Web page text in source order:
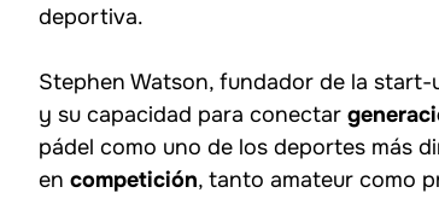
deportiva.
Stephen Watson, fundador de la start-
y su capacidad para conectar
pádel como uno de los deportes más
en competición, tanto amateur como